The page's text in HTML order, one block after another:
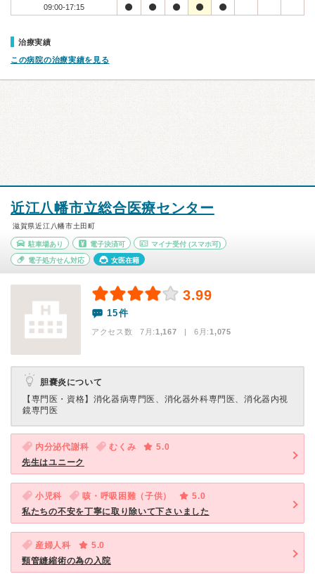
09:00-17:15
治療実績
この病院の治療実績を見る
近江八幡市立総合医療センター
滋賀県近江八幡市土田町
駐車場あり 電子決済可 マイナ受付 (スマホ可)
電子処方せん対応 女医在籍
3.99
15件
アクセス数 7月:1,167 | 6月:1,075
胆嚢炎について
【専門医・資格】 消化器病専門医、消化器外科専門医、消化器内視
鏡専門医
内分泌代謝科 むくみ
5.0
先生はユニーク
小児科 咳・呼吸困難（子供）
5.0
私たちの不安を丁寧に取り除いて下さいました
産婦人科
5.0
頸管縫縮術の為の入院